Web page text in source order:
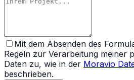
Mit dem Absenden des
Regeln zur Verarbeitung meiner
Daten zu, wie in der Moravio
beschrieben.